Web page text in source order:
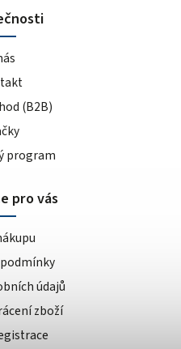
(B2B)
program
pro vás
údajů
zboží